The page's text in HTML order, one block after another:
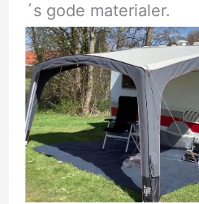
´s gode materialer.